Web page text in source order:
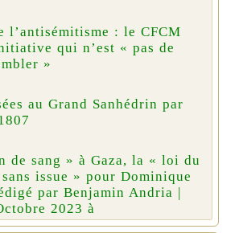
l’antisémitisme : le CFCM
qui n’est « pas de
»
au Grand Sanhédrin par
de sang » à Gaza, la « loi du
issue » pour Dominique
par Benjamin Andria |
2023 à